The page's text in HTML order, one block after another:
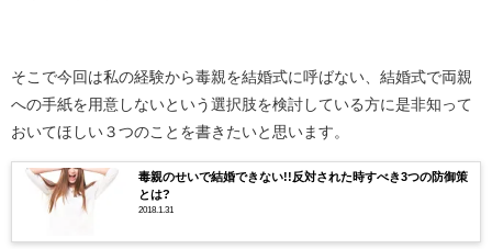
そこで今回は私の経験から毒親を結婚式に呼ばない、結婚式で両親
への手紙を用意しないという選択肢を検討している方に是非知って
おいてほしい３つのことを書きたいと思います。
毒親のせいで結婚できない!!反対された時すべき3つの防御策
とは?
2018.1.31